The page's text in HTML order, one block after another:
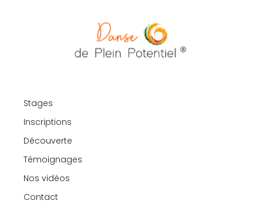
Stages
Inscriptions
Découverte
Témoignages
Nos vidéos
Contact